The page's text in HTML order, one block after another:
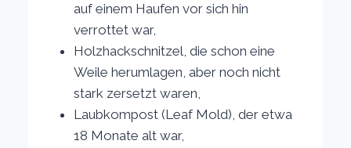
auf einem Haufen vor sich hin
verrottet war,
Holzhackschnitzel, die schon eine
Weile herumlagen, aber noch nicht
stark zersetzt waren,
Laubkompost (Leaf Mold), der etwa
18 Monate alt war,